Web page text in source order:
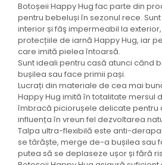
Botoșeii Happy Hug fac parte din
pentru bebeluși în sezonul rece.
interior și fâş impermeabil la
protecțiile de iarnă Happy Hug, iar
care imită pielea întoarsă.
Sunt ideali pentru casă atunci când
bușilea sau face primii pași.
Lucrați din materiale de cea mai
Happy Hug imită în totalitate mersul
îmbracă piciorușele delicate pentru
influența în vreun fel dezvoltarea
Talpa ultra-flexibilă este anti-
se târăște, merge de-a bușilea sau
putea să se deplaseze ușor și fără